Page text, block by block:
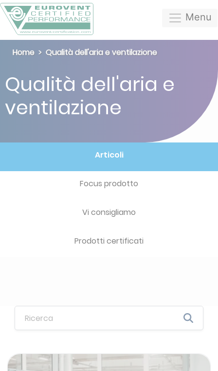
Menu
Home Qualità dell'aria e ventilazione
Qualità dell'aria e
ventilazione
Articoli
Focus prodotto
Vi consigliamo
Prodotti certificati